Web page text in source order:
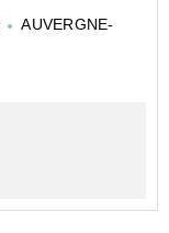
AUVERGNE-